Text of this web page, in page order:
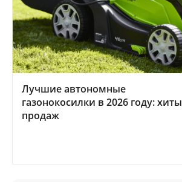
Лучшие автономные
газонокосилки в 2026 году: хиты
продаж